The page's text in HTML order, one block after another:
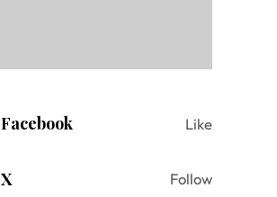
Facebook Like
X Follow